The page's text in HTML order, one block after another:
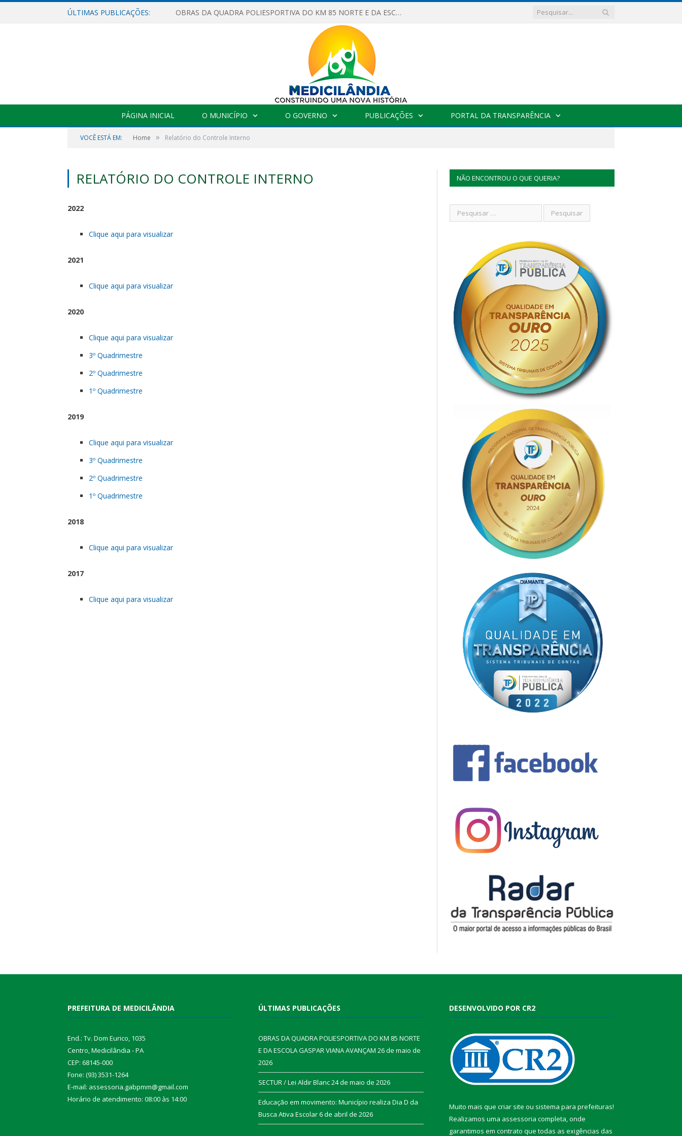
ÚLTIMAS PUBLICAÇÕES: OBRAS DA QUADRA POLIESPORTIVA DO KM 85 NORTE E DA ESCOLA GASPAR VIANA AVANÇAM
PÁGINA INICIAL O MUNICÍPIO O GOVERNO PUBLICAÇÕES PORTAL DA TRANSPARÊNCIA
VOCÊ ESTÁ EM: Home » Relatório do Controle Interno
RELATÓRIO DO CONTROLE INTERNO
2022
Clique aqui para visualizar
2021
Clique aqui para visualizar
2020
Clique aqui para visualizar
3º Quadrimestre
2º Quadrimestre
1º Quadrimestre
2019
Clique aqui para visualizar
3º Quadrimestre
2º Quadrimestre
1º Quadrimestre
2018
Clique aqui para visualizar
2017
Clique aqui para visualizar
NÃO ENCONTROU O QUE QUERIA?
PREFEITURA DE MEDICILÂNDIA
End.: Tv. Dom Eurico, 1035
Centro, Medicilândia - PA
CEP: 68145-000
Fone: (93) 3531-1264
E-mail: assessoria.gabpmm@gmail.com
Horário de atendimento: 08:00 às 14:00
ÚLTIMAS PUBLICAÇÕES
OBRAS DA QUADRA POLIESPORTIVA DO KM 85 NORTE
E DA ESCOLA GASPAR VIANA AVANÇAM 26 de maio de
2026
SECTUR / Lei Aldir Blanc24 de maio de 2026
Educação em movimento: Município realiza Dia D da
Busca Ativa Escolar6 de abril de 2026
DESENVOLVIDO POR CR2
Muito mais que criar site ou sistema para prefeituras!
Realizamos uma assessoria completa, onde
garantimos em contrato que todas as exigências das